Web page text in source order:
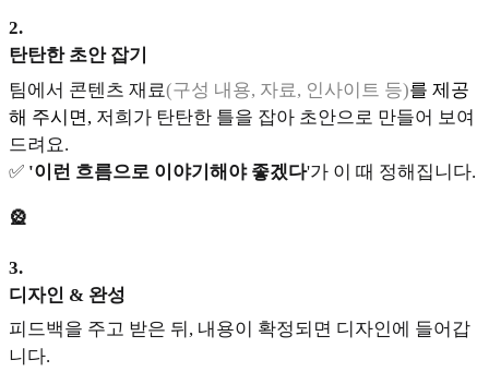
2.
탄탄한 초안 잡기
팀에서 콘텐츠 재료(구성 내용, 자료, 인사이트 등)를 제공
해 주시면, 저희가 탄탄한 틀을 잡아 초안으로 만들어 보여
드려요.
✅ '이런 흐름으로 이야기해야 좋겠다'가 이 때 정해집니다.
🎡
3.
디자인 & 완성
피드백을 주고 받은 뒤, 내용이 확정되면 디자인에 들어갑
니다.